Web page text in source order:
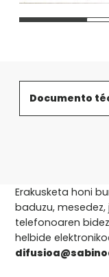
Documento
Erakusketa honi
baduzu,
telefonoaren bidez
helbide